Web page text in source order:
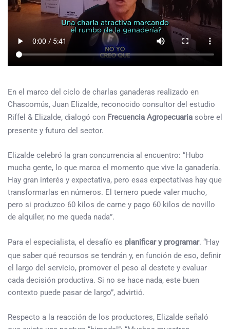
En el marco del ciclo de charlas ganaderas realizado en
Chascomús, Juan Elizalde, reconocido consultor del estudio
Riffel & Elizalde, dialogó con Frecuencia Agropecuaria sobre el
presente y futuro del sector.
Elizalde celebró la gran concurrencia al encuentro: “Hubo
mucha gente, lo que marca el momento que vive la ganadería.
Hay gran interés y expectativa, pero esas expectativas hay que
transformarlas en números. El ternero puede valer mucho,
pero si produzco 60 kilos de carne y pago 60 kilos de novillo
de alquiler, no me queda nada”.
Para el especialista, el desafío es planificar y programar. “Hay
que saber qué recursos se tendrán y, en función de eso, definir
el largo del servicio, promover el peso al destete y evaluar
cada decisión productiva. Si no se hace nada, este buen
contexto puede pasar de largo”, advirtió.
Respecto a la reacción de los productores, Elizalde señaló